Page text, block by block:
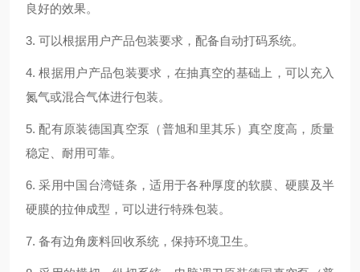
良好的效果。
3. 可以根据用户产品包装要求，配备自动打码系统。
4.根据用户产品包装要求，在抽真空的基础上，可以充入
氮气或混合气体进行包装。
5.配有原装德国真空泵（普旭和里其乐）真空度高，质量
稳定、耐用可靠。
6.采用中国台湾链条，适用于各种厚度的软膜、硬膜及半
硬膜的拉伸成型，可以进行特殊包装。
7. 备有边角废料回收系统，保持环境卫生。